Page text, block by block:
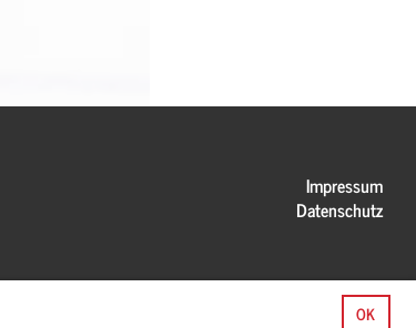
OK
Impressum
Datenschutz